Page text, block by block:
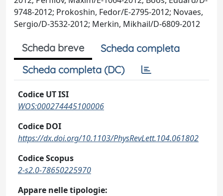
9748-2012; Prokoshin, Fedor/E-2795-2012; Novaes,
Sergio/D-3532-2012; Merkin, Mikhail/D-6809-2012
Scheda breve
Scheda completa
Scheda completa (DC)
Codice UT ISI
WOS:000274445100006
Codice DOI
https://dx.doi.org/10.1103/PhysRevLett.104.061802
Codice Scopus
2-s2.0-78650225970
Appare nelle tipologie: